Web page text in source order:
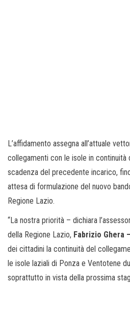
L’affidamento assegna all’attuale
collegamenti con le isole in continuità
scadenza del precedente incarico,
attesa di formulazione del nuovo
Regione Lazio.
“La nostra priorità – dichiara
della Regione Lazio, Fabrizio Ghera –
dei cittadini la continuità del
le isole laziali di Ponza e Ventotene
soprattutto in vista della prossima